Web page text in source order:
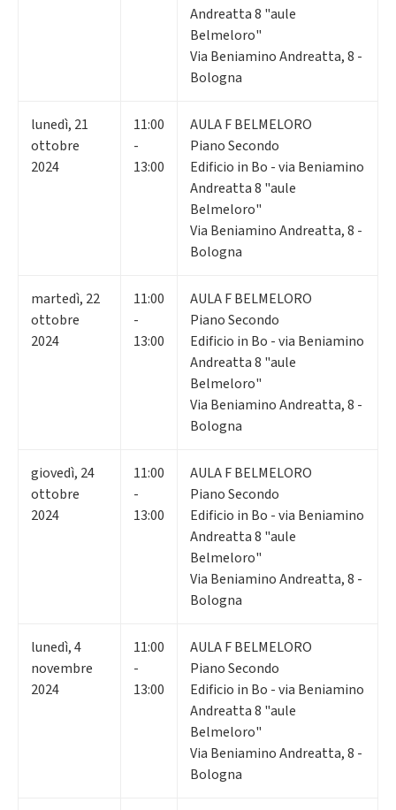
Andreatta 8 "aule
Belmeloro"
Via Beniamino Andreatta, 8 -
Bologna
lunedì, 21
ottobre
2024
11:00
-
13:00
AULA F BELMELORO
Piano Secondo
Edificio in Bo - via Beniamino
Andreatta 8 "aule
Belmeloro"
Via Beniamino Andreatta, 8 -
Bologna
martedì, 22
ottobre
2024
11:00
-
13:00
AULA F BELMELORO
Piano Secondo
Edificio in Bo - via Beniamino
Andreatta 8 "aule
Belmeloro"
Via Beniamino Andreatta, 8 -
Bologna
giovedì, 24
ottobre
2024
11:00
-
13:00
AULA F BELMELORO
Piano Secondo
Edificio in Bo - via Beniamino
Andreatta 8 "aule
Belmeloro"
Via Beniamino Andreatta, 8 -
Bologna
lunedì,4
novembre
2024
11:00
-
13:00
AULA F BELMELORO
Piano Secondo
Edificio in Bo - via Beniamino
Andreatta 8 "aule
Belmeloro"
Via Beniamino Andreatta, 8 -
Bologna